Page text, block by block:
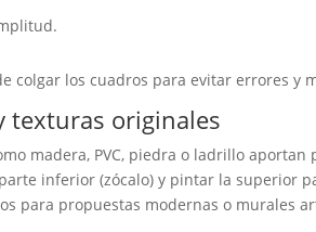
colgar los cuadros para evitar errores y
texturas originales
madera, PVC, piedra o ladrillo
inferior (zócalo) y pintar la superior
para propuestas modernas o murales